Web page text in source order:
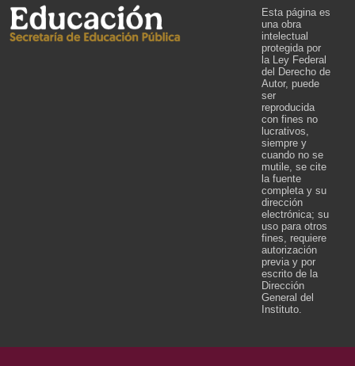
Esta página es
una obra
intelectual
protegida por
la Ley Federal
del Derecho de
Autor, puede
ser
reproducida
con fines no
lucrativos,
siempre y
cuando no se
mutile, se cite
la fuente
completa y su
dirección
electrónica; su
uso para otros
fines, requiere
autorización
previa y por
escrito de la
Dirección
General del
Instituto.